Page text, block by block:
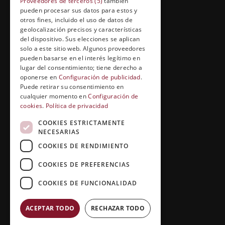
Cuídate con Grupo Esneca
Entrevistas profesionales
EL RINCÓN DEL ALUMNO
Conócenos
Preguntas y respuestas
Clases virtuales
Copyright © 2026 |Grupo Esneca TV
pueden procesar sus datos para estos y
otros fines, incluido el uso de datos de
geolocalización precisos y características
del dispositivo. Sus elecciones se aplican
solo a este sitio web. Algunos proveedores
pueden basarse en el interés legítimo en
lugar del consentimiento; tiene derecho a
oponerse en Configuración de publicidad.
Puede retirar su consentimiento en
cualquier momento enConfiguración de
cookies. Política de privacidad
COOKIES ESTRICTAMENTE
NECESARIAS
COOKIES DE RENDIMIENTO
COOKIES DE PREFERENCIAS
COOKIES DE FUNCIONALIDAD
ACEPTAR TODO RECHAZAR TODO